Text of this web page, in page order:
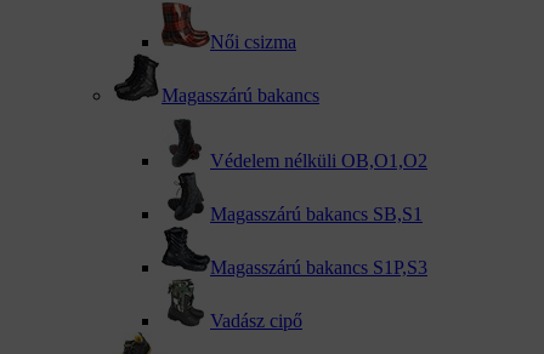
Női csizma
Magasszárú bakancs
Védelem nélküli OB,O1,O2
Magasszárú bakancs SB,S1
Magasszárú bakancs S1P,S3
Vadász cipő